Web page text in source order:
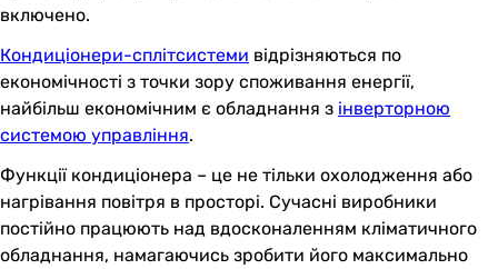
включено.
Кондиціонери-сплітсистеми відрізняються по
економічності з точки зору споживання енергії,
найбільш економічним є обладнання з інверторною
системою управління.
Функції кондиціонера – це не тільки охолодження або
нагрівання повітря в просторі. Сучасні виробники
постійно працюють над вдосконаленням кліматичного
обладнання, намагаючись зробити його максимально